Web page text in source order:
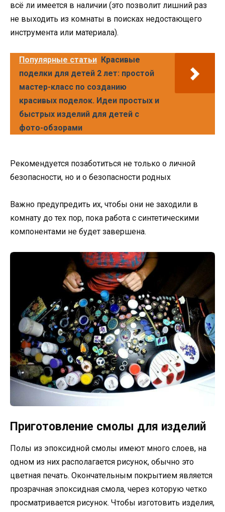
всё ли имеется в наличии (это позволит лишний раз
не выходить из комнаты в поисках недостающего
инструмента или материала).
Популярные статьи Красивые
поделки для детей 2 лет: простой
мастер-класс по созданию
красивых поделок. Идеи простых и
быстрых изделий для детей с
фото-обзорами
Рекомендуется позаботиться не только о личной
безопасности, но и о безопасности родных
Важно предупредить их, чтобы они не заходили в
комнату до тех пор, пока работа с синтетическими
компонентами не будет завершена.
Приготовление смолы для изделий
Полы из эпоксидной смолы имеют много слоев, на
одном из них располагается рисунок, обычно это
цветная печать. Окончательным покрытием является
прозрачная эпоксидная смола, через которую четко
просматривается рисунок. Чтобы изготовить изделия,